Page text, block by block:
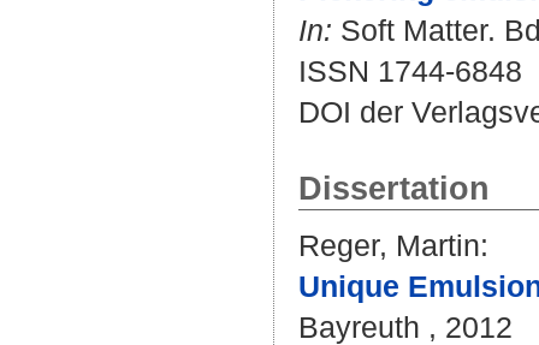
In: Soft Matter.
ISSN 1744-6848
DOI der
Dissertation
Reger, Martin:
Unique
Bayreuth , 2012